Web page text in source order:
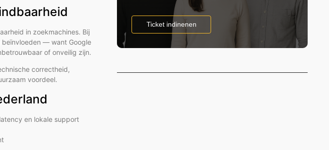
in zoekmachines. Bij
beïnvloeden — want Google
of onveilig zijn.
correctheid,
voordeel.
en lokale support
Ticket indinenen